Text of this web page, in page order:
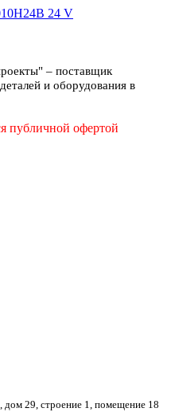
24 V
– поставщик
и оборудования в
публичной офертой
дом 29, строение 1, помещение 18